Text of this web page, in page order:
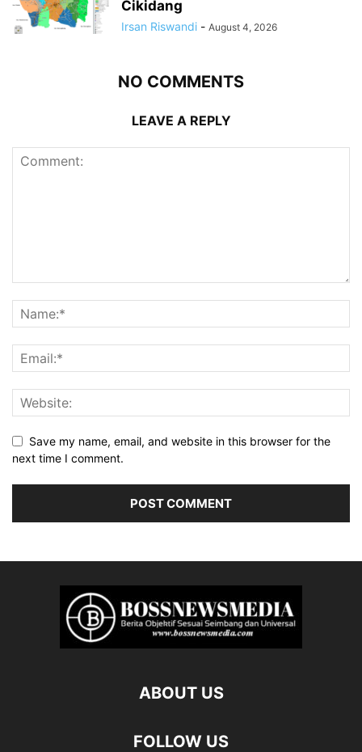
Cikidang
Irsan Riswandi - August 4, 2026
NO COMMENTS
LEAVE A REPLY
Save my name, email, and website in this browser for the
next time I comment.
ABOUT US
FOLLOW US